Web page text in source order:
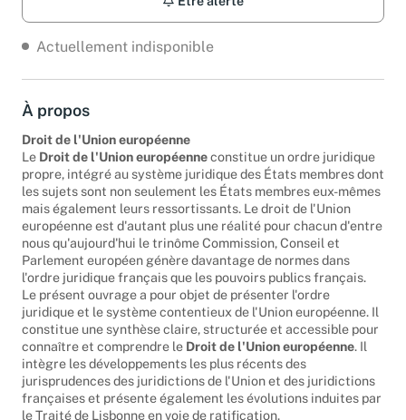
Actuellement indisponible
À propos
Droit de l'Union européenne
LeDroit de l'Union européenneconstitue un ordre juridique
propre, intégré au système juridique des États membres dont
les sujets sont non seulement les États membres eux-mêmes
mais également leurs ressortissants. Le droit de l'Union
européenne est d'autant plus une réalité pour chacun d'entre
nous qu'aujourd'hui le trinôme Commission, Conseil et
Parlement européen génère davantage de normes dans
l'ordre juridique français que les pouvoirs publics français.
Le présent ouvrage a pour objet de présenter l'ordre
juridique et le système contentieux de l'Union européenne. Il
constitue une synthèse claire, structurée et accessible pour
connaître et comprendre le Droit de l'Union européenne
intègre les développements les plus récents des
jurisprudences des juridictions de l'Union et des juridictions
françaises et présente également les évolutions induites par